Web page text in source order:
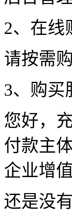
2、在线
请按需
3、购买
您好，
付款主
企业增
还是没